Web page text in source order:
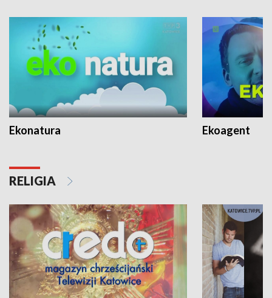
Ekonatura Ekoagent
RELIGIA